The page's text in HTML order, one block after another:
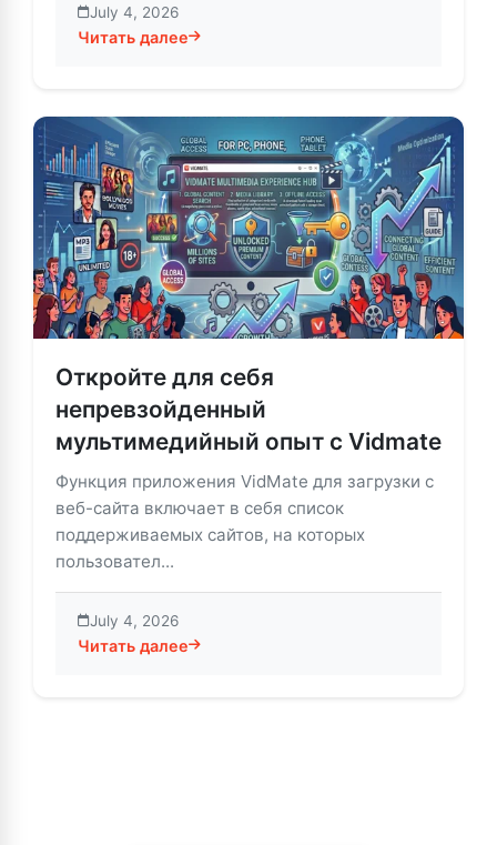
July 4, 2026
Читать далее
about Vidmate для iOS: подробное руководство
Откройте для себя
непревзойденный
мультимедийный опыт с Vidmate
Функция приложения VidMate для загрузки с
веб-сайта включает в себя список
поддерживаемых сайтов, на которых
пользовател...
July 4, 2026
Читать далее
about Откройте для себя непревзойденный